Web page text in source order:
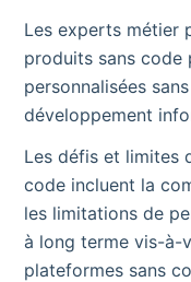
Les experts métier
produits sans code
personnalisées
développement
Les défis et limites
code incluent la
les limitations de
à long terme vis-à-
plateformes sans